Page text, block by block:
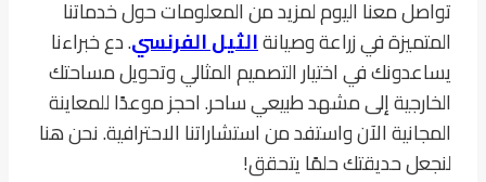
تواصل معنا اليوم لمزيد من المعلومات حول خدماتنا
المتميزة في زراعة وصيانةالثيل الفرنسي. دع خبراءنا
يساعدونك في اختيار التصميم المثالي وتحويل مساحتك
الخارجية إلى مشهد طبيعي ساحر. احجز موعدًا للمعاينة
المجانية الآن واستفد من استشاراتنا الاحترافية. نحن هنا
لنجعل حديقتك حلمًا يتحقق!